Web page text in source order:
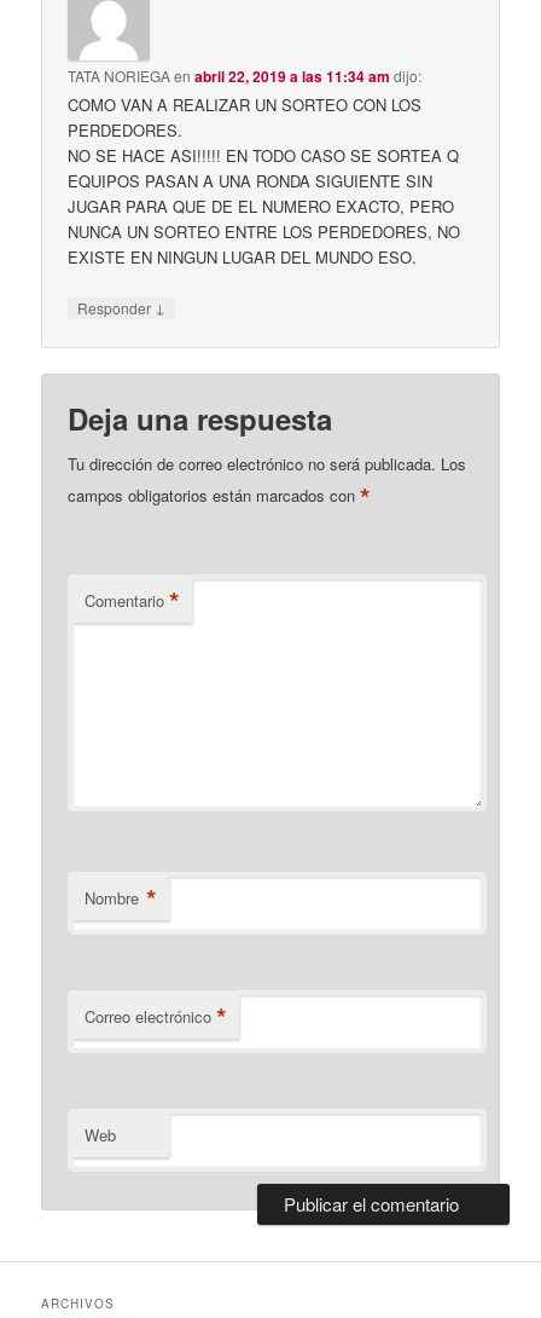
TATA NORIEGAenabril 22, 2019 a las 11:34 am dijo:
COMO VAN A REALIZAR UN SORTEO CON LOS
PERDEDORES.
NO SE HACE ASI!!!!! EN TODO CASO SE SORTEA Q
EQUIPOS PASAN A UNA RONDA SIGUIENTE SIN
JUGAR PARA QUE DE EL NUMERO EXACTO, PERO
NUNCA UN SORTEO ENTRE LOS PERDEDORES, NO
EXISTE EN NINGUN LUGAR DEL MUNDO ESO.
Responder ↓
Deja una respuesta
Tu dirección de correo electrónico no será publicada. Los
campos obligatorios están marcados con*
Comentario *
Nombre *
Correo electrónico *
Web
ARCHIVOS